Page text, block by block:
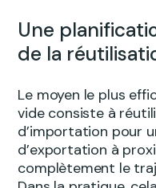
Une
de la
Le moyen le plus
vide consiste à
d’importation pour
d’exportation à
complètement le